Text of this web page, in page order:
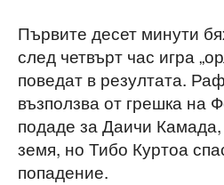
Първите десет минути
след четвърт час игра
поведат в резултата.
възползва от грешка на
подаде за Даичи
земя, но Тибо Куртоа
попадение.